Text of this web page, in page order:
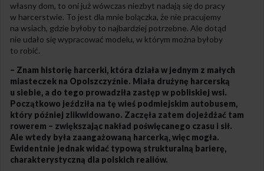
własny dom, to oni już wówczas niezbyt nadają się do pracy
w harcerstwie. To jest dla mnie bolączka, że nie pracujemy
na wsiach, gdzie byłoby to najbardziej potrzebne. Ale dotąd
nie udało się wypracować modelu, w którym można byłoby
to robić.
– Znam historię harcerki, która działa w jednym z małych
miasteczek na Opolszczyźnie. Miała drużynę harcerską
u siebie, a do tego prowadziła zastęp w pobliskiej wsi.
Początkowo jeździła na tę wieś podmiejskim autobusem,
który później zlikwidowano. Zaczęła zatem dojeżdżać tam
rowerem – zwiększając nakład poświęcanego czasu i sił.
Ale wtedy była zaangażowaną harcerką, więc mogła.
Ewidentnie jednak widać typową strukturalną barierę,
charakterystyczną dla polskich realiów.